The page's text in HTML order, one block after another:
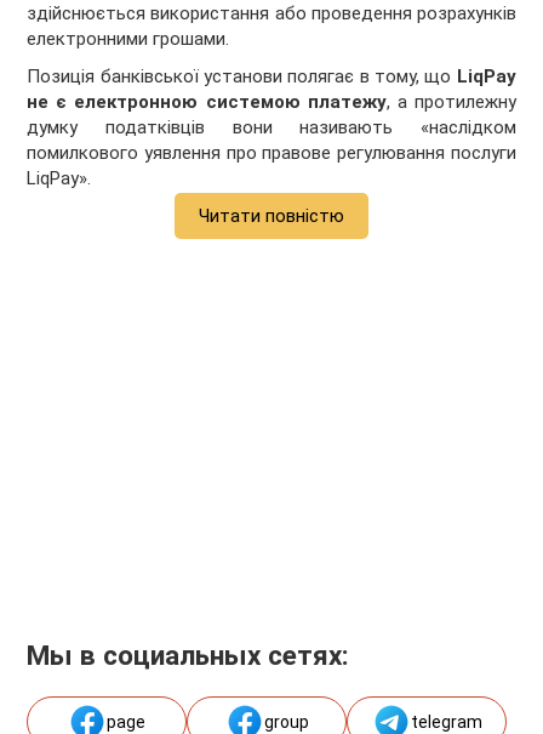
здійснюється використання або проведення розрахунків
електронними грошами.
Позиція банківської установи полягає в тому, що LiqPay
не є електронною системою платежу, а протилежну
думку податківців вони називають «наслідком
помилкового уявлення про правове регулювання послуги
LiqPay».
Читати повністю
Мы в социальных сетях:
page group telegram